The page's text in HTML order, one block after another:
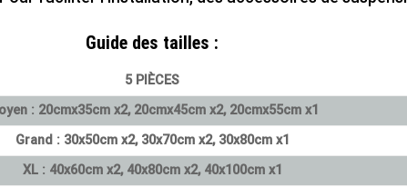
Guide des tailles :
5 PIÈCES
: 20cmx35cm x2, 20cmx45cm x2, 20cmx55cm x1
Grand : 30x50cm x2, 30x70cm x2, 30x80cm x1
XL : 40x60cm x2, 40x80cm x2, 40x100cm x1